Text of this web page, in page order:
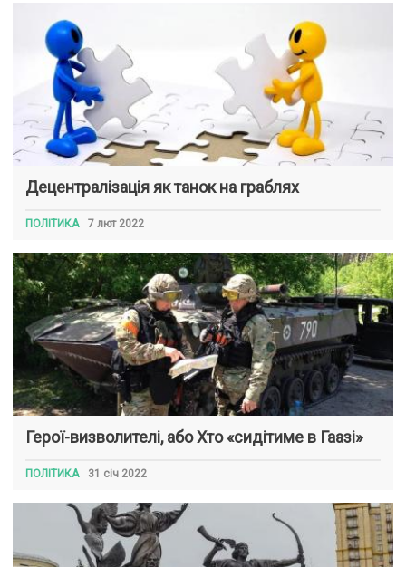
Децентралізація як танок на граблях
ПОЛІТИКА 7 лют 2022
Герої-визволителі, або Хто «сидітиме в Гаазі»
ПОЛІТИКА 31 січ 2022